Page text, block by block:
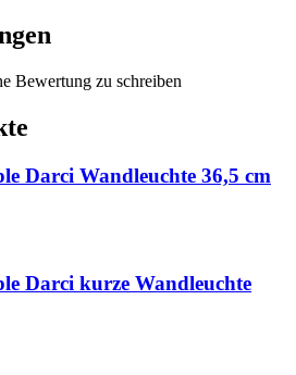
Bewertung zu schreiben
Darci Wandleuchte 36,5 cm
Darci kurze Wandleuchte